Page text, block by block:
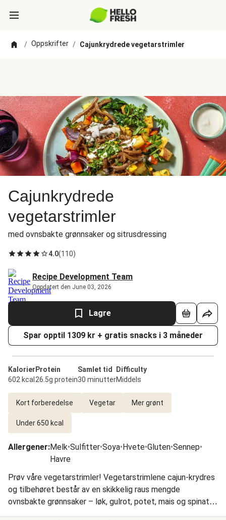
/ Oppskrifter / Cajunkrydrede vegetarstrimler
Cajunkrydrede
vegetarstrimler
med ovnsbakte grønnsaker og sitrusdressing
4.0(110)
Recipe Development Team
Oppdatert den June 03, 2026
Lagre
Spar opptil 1309 kr + gratis snacks i 3 måneder
Kalorier
602 kcal
Protein
26.5g protein
Samlet tid
30 minutter
Difficulty
Middels
Kort forberedelse Vegetar Mer grønt
Under 650 kcal
Allergener:Melk•Sulfitter•Soya•Hvete•Gluten•Sennep•
Havre
Prøv våre vegetarstrimler! Vegetarstrimlene cajun-krydres
og tilbehøret består av en skikkelig raus mengde
ovnsbakte grønnsaker – løk, gulrot, potet, mais og spinat.
Retten toppes med rømmedressing laget med hvitløk og